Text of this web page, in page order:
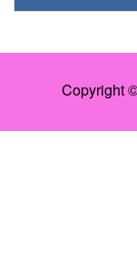
Copyright